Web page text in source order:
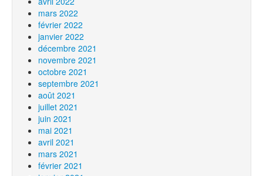
mars 2022
février 2022
janvier 2022
décembre 2021
novembre 2021
octobre 2021
septembre 2021
août 2021
juillet 2021
juin 2021
mai 2021
avril 2021
mars 2021
février 2021